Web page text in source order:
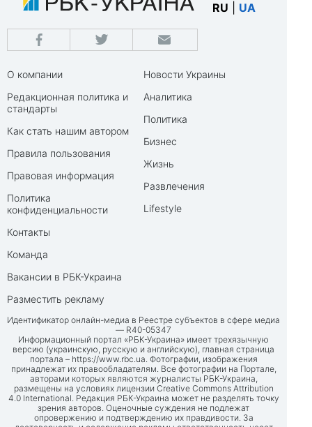
RU UA
О компании
Редакционная политика и
стандарты
Как стать нашим автором
Правила пользования
Правовая информация
Политика
конфиденциальности
Контакты
Команда
Вакансии в РБК-Украина
Разместить рекламу
Новости Украины
Аналитика
Политика
Бизнес
Жизнь
Развлечения
Lifestyle
Идентификатор онлайн-медиа в Реестре субъектов в сфере медиа
— R40-05347
Информационный портал «РБК-Украина» имеет трехязычную
версию (украинскую, русскую и английскую), главная страница
портала – https://www.rbc.ua. Фотографии, изображения
принадлежат их правообладателям. Все фотографии на Портале,
авторами которых являются журналисты РБК-Украина,
размещены на условиях лицензии Creative Commons Attribution
4.0 International. Редакция РБК-Украина может не разделять точку
зрения авторов. Оценочные суждения не подлежат
опровержению и подтверждению их правдивости. За